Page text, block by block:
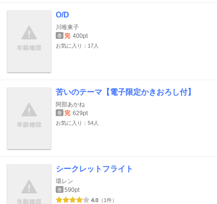
O/D
川唯東子
巻 完 400pt
お気に入り：17人
苦いのテーマ【電子限定かきおろし付】
阿部あかね
巻 完 629pt
お気に入り：54人
シークレットフライト
環レン
巻 590pt
4.0 （1件）